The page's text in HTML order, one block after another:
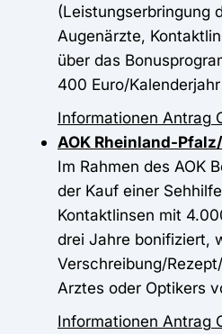
(Leistungserbringung
Augenärzte,
über das
400 Euro/
Informationen Antrag
AOK Rheinland-
Im Rahmen des AOK
der Kauf einer
Kontaktlinsen mit
drei Jahre bonifiziert,
Verschreibung/
Arztes oder Optikers
Informationen Antrag